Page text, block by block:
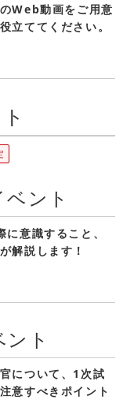
Web動画をご用意
立ててください。
ント
意識すること、
解説します！
ト
について、1次試
意すべきポイント